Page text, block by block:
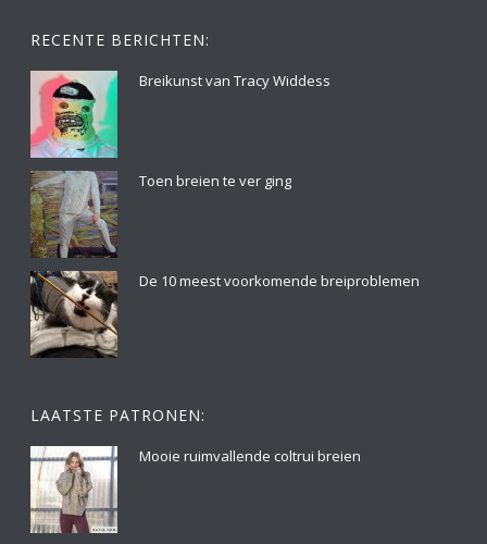
RECENTE BERICHTEN:
Breikunst van Tracy Widdess
Toen breien te ver ging
De 10 meest voorkomende breiproblemen
LAATSTE PATRONEN:
Mooie ruimvallende coltrui breien